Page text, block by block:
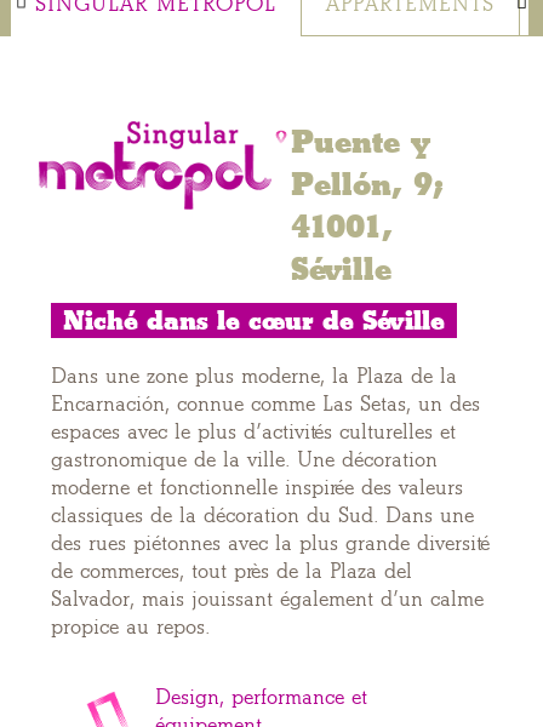
Puente y
Pellón, 9;
41001,
Séville
Niché dans le cœur de Séville
Dans une zone plus moderne, la Plaza de la
Encarnación, connue comme Las Setas, un des
espaces avec le plus d’activités culturelles et
gastronomique de la ville. Une décoration
moderne et fonctionnelle inspirée des valeurs
classiques de la décoration du Sud. Dans une
des rues piétonnes avec la plus grande diversité
de commerces, tout près de la Plaza del
Salvador, mais jouissant également d’un calme
propice au repos.
Design, performance et